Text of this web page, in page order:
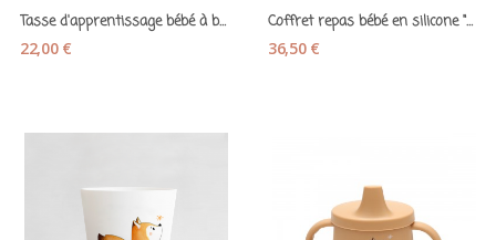
Tasse d'apprentissage bébé à bec en silicone...
22,00 €
Coffret repas bébé en silicone "Faon" 3 pièces...
36,50 €